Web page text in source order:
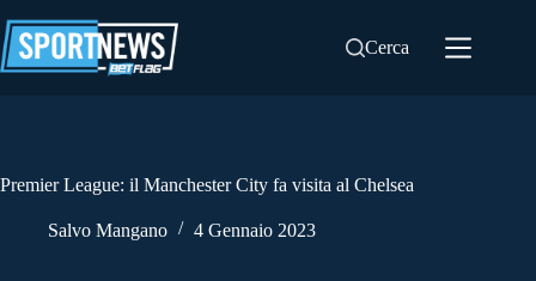
al
contenuto
Cerca
Premier League: il Manchester City fa visita al Chelsea
Salvo Mangano 4 Gennaio 2023